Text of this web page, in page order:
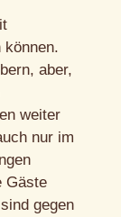
aber,
weiter
nur im
Gäste
gegen